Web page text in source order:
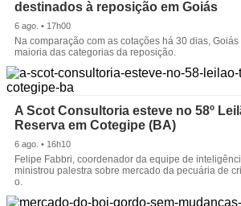
destinados à reposição em Goiás
6 ago. • 17h00
Na comparação com as cotações há 30 dias,
maioria das categorias da reposição.
A Scot Consultoria esteve no 58º
Reserva em Cotegipe (BA)
6 ago. • 16h10
Felipe Fabbri, coordenador da equipe de
ministrou palestra sobre mercado da pecuária de
o.